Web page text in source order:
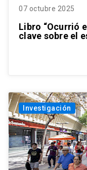
07 octubre 2025
Libro “Ocurrió
clave sobre el
Investigación